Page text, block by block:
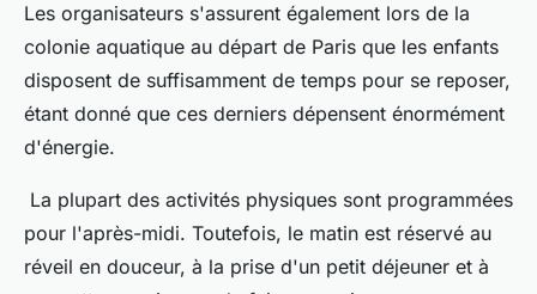
Les organisateurs s'assurent également lors de la
colonie aquatique au départ de Paris que les enfants
disposent de suffisamment de temps pour se reposer,
étant donné que ces derniers dépensent énormément
d'énergie.
La plupart des activités physiques sont programmées
pour l'après-midi. Toutefois, le matin est réservé au
réveil en douceur, à la prise d'un petit déjeuner et à